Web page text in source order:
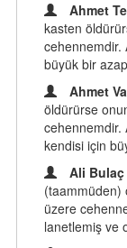
Ahmet
kasten
cehennemdir.
büyük bir azap
Ahmet
öldürürse
cehennemdir.
kendisi için
Ali Bulaç
(taammüden)
üzere
lanetlemiş ve